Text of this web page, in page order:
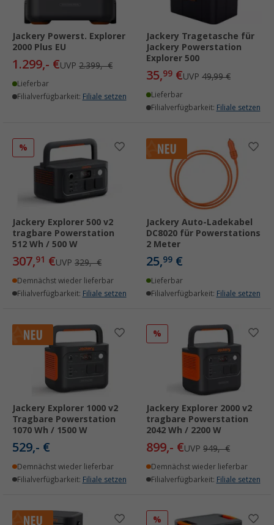
Jackery Powerst. Explorer
2000 Plus EU
1.299,- €UVP 2.399,- €
Lieferbar
Filialverfügbarkeit: Filiale setzen
Jackery Tragetasche für
Jackery Powerstation
Explorer 500
35,99 €UVP 49,99 €
Lieferbar
Filialverfügbarkeit: Filiale setzen
%
Jackery Explorer 500 v2
tragbare Powerstation
512 Wh / 500 W
307,91 €UVP 329,- €
Demnächst wieder lieferbar
Filialverfügbarkeit: Filiale setzen
Jackery Auto-Ladekabel
DC8020 für Powerstations
2 Meter
25,99 €
Lieferbar
Filialverfügbarkeit: Filiale setzen
Jackery Explorer 1000 v2
Tragbare Powerstation
1070 Wh / 1500 W
529,- €
Demnächst wieder lieferbar
Filialverfügbarkeit: Filiale setzen
%
Jackery Explorer 2000 v2
tragbare Powerstation
2042 Wh / 2200 W
899,- €UVP 949,- €
Demnächst wieder lieferbar
Filialverfügbarkeit: Filiale setzen
%